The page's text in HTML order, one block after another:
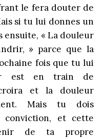
le fera douter de
si tu lui donnes un
ensuite, « La douleur
» parce que la
fois que tu lui
est en train de
et la douleur
Mais tu dois
et cette
de ta propre